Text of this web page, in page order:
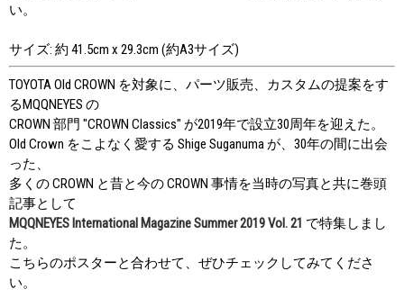
い。
サイズ: 約 41.5cm x 29.3cm (約A3サイズ)
TOYOTA Old CROWN を対象に、パーツ販売、カスタムの提案をす
るMQQNEYES の
CROWN 部門 "CROWN Classics" が2019年で設立30周年を迎えた。
Old Crown をこよなく愛する Shige Suganuma が、30年の間に出会
った、
多くの CROWN と昔と今の CROWN 事情を当時の写真と共に巻頭
記事として
MQQNEYES International Magazine Summer 2019 Vol. 21 で特集しまし
た。
こちらのポスターと合わせて、ぜひチェックしてみてくださ
い。